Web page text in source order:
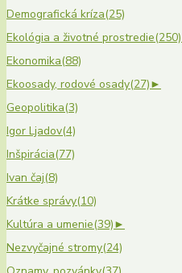
Demografická kríza(25)
Ekológia a životné prostredie(250)
Ekonomika(88)
Ekoosady, rodové osady(27)►
Geopolitika(3)
Igor Ljadov(4)
Inšpirácia(77)
Ivan čaj(8)
Krátke správy(10)
Kultúra a umenie(39)►
Nezvyčajné stromy(24)